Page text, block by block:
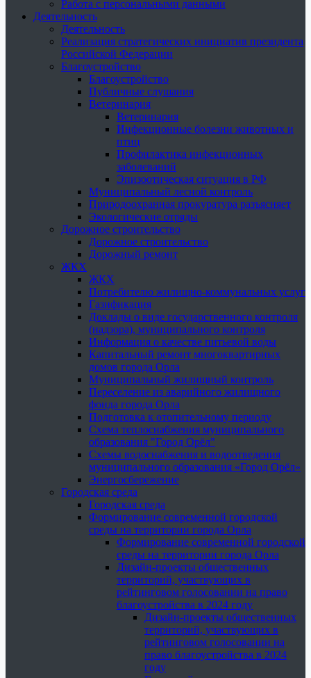
Работа с персональными данными
Деятельность
Деятельность
Реализация стратегических инициатив президента
Российской Федерации
Благоустройство
Благоустройство
Публичные слушания
Ветеринария
Ветеринария
Инфекционные болезни животных и
птиц
Профилактика инфекционных
заболеваний
Эпизоотическая ситуация в РФ
Муниципальный лесной контроль
Природоохранная прокуратура разъясняет
Экологические отряды
Дорожное строительство
Дорожное строительство
Дорожный ремонт
ЖКХ
ЖКХ
Потребителю жилищно-коммунальных услуг
Газификация
Доклады о виде государственного контроля
(надзора), муниципального контроля
Информация о качестве питьевой воды
Капитальный ремонт многоквартирных
домов города Орла
Муниципальный жилищный контроль
Переселение из аварийного жилищного
фонда города Орла
Подготовка к отопительному периоду
Схема теплоснабжения муниципального
образования "Город Орёл"
Схемы водоснабжения и водоотведения
муниципального образования «Город Орёл»
Энергосбережение
Городская среда
Городская среда
Формирование современной городской
среды на территории города Орла
Формирование современной городской
среды на территории города Орла
Дизайн-проекты общественных
территорий, участвующих в
рейтинговом голосовании на право
благоустройства в 2024 году
Дизайн-проекты общественных
территорий, участвующих в
рейтинговом голосовании на
право благоустройства в 2024
году